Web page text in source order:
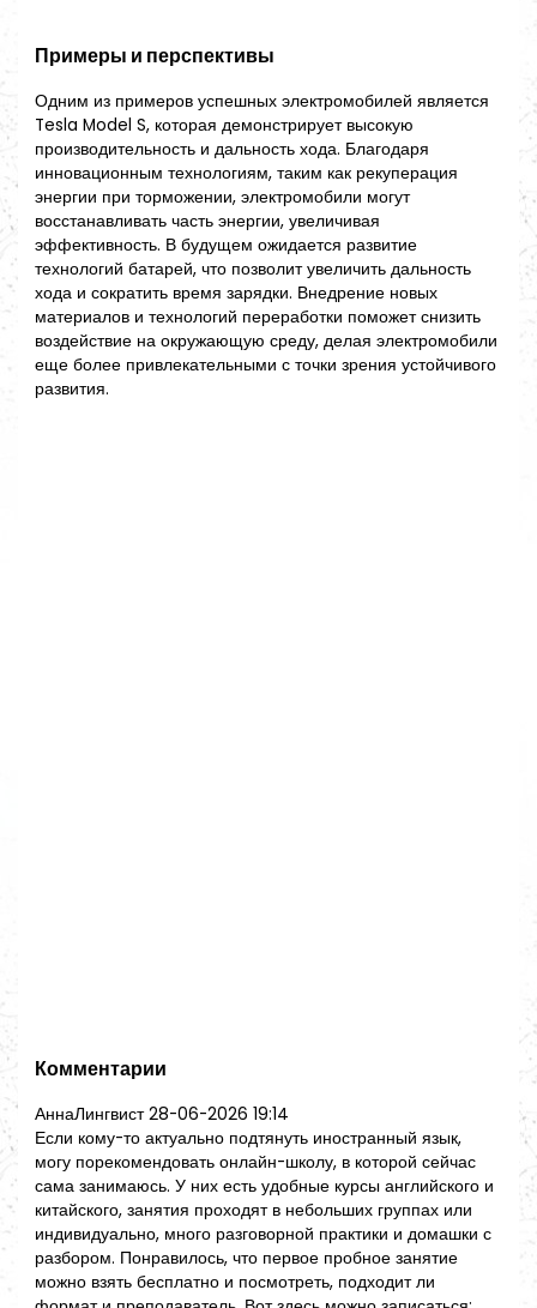
Примеры и перспективы
Одним из примеров успешных электромобилей является
Tesla Model S, которая демонстрирует высокую
производительность и дальность хода. Благодаря
инновационным технологиям, таким как рекуперация
энергии при торможении, электромобили могут
восстанавливать часть энергии, увеличивая
эффективность. В будущем ожидается развитие
технологий батарей, что позволит увеличить дальность
хода и сократить время зарядки. Внедрение новых
материалов и технологий переработки поможет снизить
воздействие на окружающую среду, делая электромобили
еще более привлекательными с точки зрения устойчивого
развития.
Комментарии
АннаЛингвист 28-06-2026 19:14
Если кому-то актуально подтянуть иностранный язык,
могу порекомендовать онлайн-школу, в которой сейчас
сама занимаюсь. У них есть удобные курсы английского и
китайского, занятия проходят в небольших группах или
индивидуально, много разговорной практики и домашки с
разбором. Понравилось, что первое пробное занятие
можно взять бесплатно и посмотреть, подходит ли